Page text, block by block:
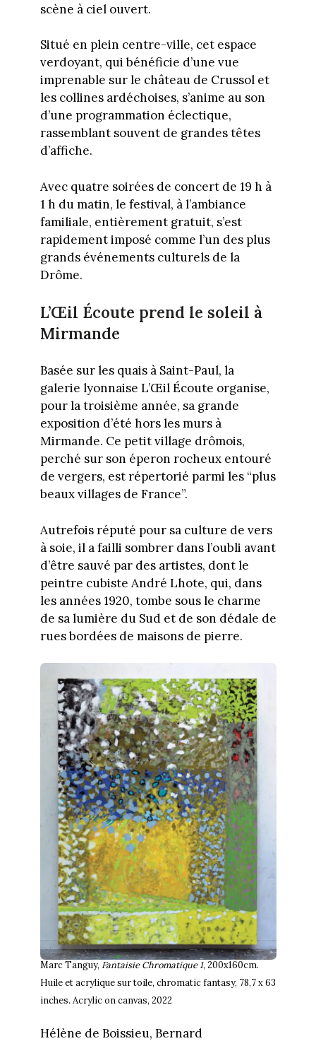
scène à ciel ouvert.
Situé en plein centre-ville, cet espace
verdoyant, qui bénéficie d’une vue
imprenable sur le château de Crussol et
les collines ardéchoises, s’anime au son
d’une programmation éclectique,
rassemblant souvent de grandes têtes
d’affiche.
Avec quatre soirées de concert de 19 h à
1 h du matin, le festival, à l’ambiance
familiale, entièrement gratuit, s’est
rapidement imposé comme l’un des plus
grands événements culturels de la
Drôme.
L’Œil Écoute prend le soleil à
Mirmande
Basée sur les quais à Saint-Paul, la
galerie lyonnaise L’Œil Écoute organise,
pour la troisième année, sa grande
exposition d’été hors les murs à
Mirmande. Ce petit village drômois,
perché sur son éperon rocheux entouré
de vergers, est répertorié parmi les “plus
beaux villages de France”.
Autrefois réputé pour sa culture de vers
à soie, il a failli sombrer dans l’oubli avant
d’être sauvé par des artistes, dont le
peintre cubiste André Lhote, qui, dans
les années 1920, tombe sous le charme
de sa lumière du Sud et de son dédale de
rues bordées de maisons de pierre.
Marc Tanguy, Fantaisie Chromatique 1, 200x160cm.
Huile et acrylique sur toile, chromatic fantasy, 78,7 x 63
inches. Acrylic on canvas, 2022
Hélène de Boissieu, Bernard